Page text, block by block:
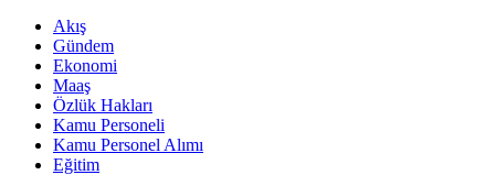
Akış
Gündem
Ekonomi
Maaş
Özlük Hakları
Kamu Personeli
Kamu Personel Alımı
Eğitim